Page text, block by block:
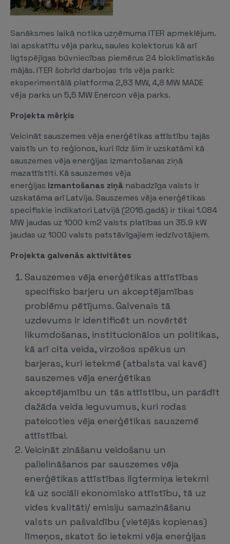
Sanāksmes laikā notika uzņēmuma ITER apmeklējum.
lai apskatītu vēja parku, saules kolektorus kā arī
ilgtspējīgas būvniecības piemērus 24 bioklimatiskās
mājās. ITER šobrīd darbojas trīs vēja parki:
eksperimentālā platforma 2,83 MW, 4,8 MW MADE
vēja parks un 5,5 MW Enercon vēja parks.
Projekta mērķis
Veicināt sauszemes vēja enerģētikas attīstību tajās
valstīs un to reģionos, kuri līdz šim ir uzskatāmi kā
sauszemes vēja enerģijas izmantošanas ziņā
mazattīstīti. Kā sauszemes vēja
enerģijas izmantošanas ziņā nabadzīga valsts ir
uzskatāma arī Latvija. Sauszemes vēja enerģētikas
specifiskie indikatori Latvijā (2016.gadā) ir tikai 1.084
MW jaudas uz 1000 km2 valsts platības un 35.9 kW
jaudas uz 1000 valsts patstāvīgajiem iedzīvotājiem.
Projekta galvenās aktivitātes
Sauszemes vēja enerģētikas attīstības
specifisko barjeru un akceptējamības
problēmu pētījums. Galvenais tā
uzdevums ir identificēt un novērtēt
likumdošanas, institucionālos un politikas,
kā arī cita veida, virzošos spēkus un
barjeras, kuri ietekmē (atbalsta vai kavē)
sauszemes vēja enerģētikas
akceptējamību un tās attīstību, un parādīt
dažāda veida ieguvumus, kuri rodas
pateicoties vēja enerģētikas sauszemē
attīstībai.
Veicināt zināšanu veidošanu un
palielināšanos par sauszemes vēja
enerģētikas attīstības ilgtermiņa ietekmi
kā uz sociāli ekonomisko attīstību, tā uz
vides kvalitāti/ emisiju samazināšanu
valsts un pašvaldību (vietējās kopienas)
līmeņos, skatot šo ietekmi vēja enerģijas